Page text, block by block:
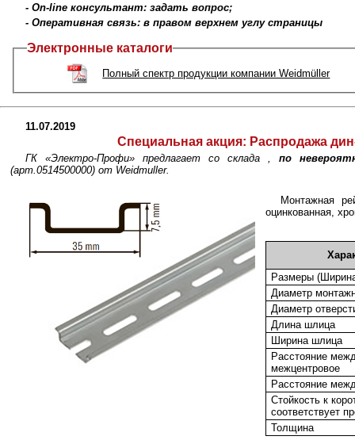
- On-line консультант: задать вопрос;
- Оперативная связь: в правом верхнем углу страницы
Электронные каталоги
Полный спектр продукции компании Weidmüller
11.07.2019
Специальная акция: Распродажа
ГК «Электро-Профи» предлагает со склада ,по
(арт.0514500000) от Weidmuller.
Монтажная
оцинкованная,
Размеры
Диаметр
Диаметр
Длина шлица
Ширина шлица
Расстояние
межцентровое
Расстояние
Стойкость к
соответствует
Толщина